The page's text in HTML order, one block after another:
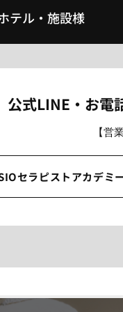
テル・施設様
公式LINE・お電
【営
セラピストアカデミ